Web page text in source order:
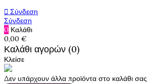
 Σύνδεση
Σύνδεση
0 Καλάθι
0,00 €
Καλάθι αγορών (0)
Κλείσε
Δεν υπάρχουν άλλα προϊόντα στο καλάθι σας